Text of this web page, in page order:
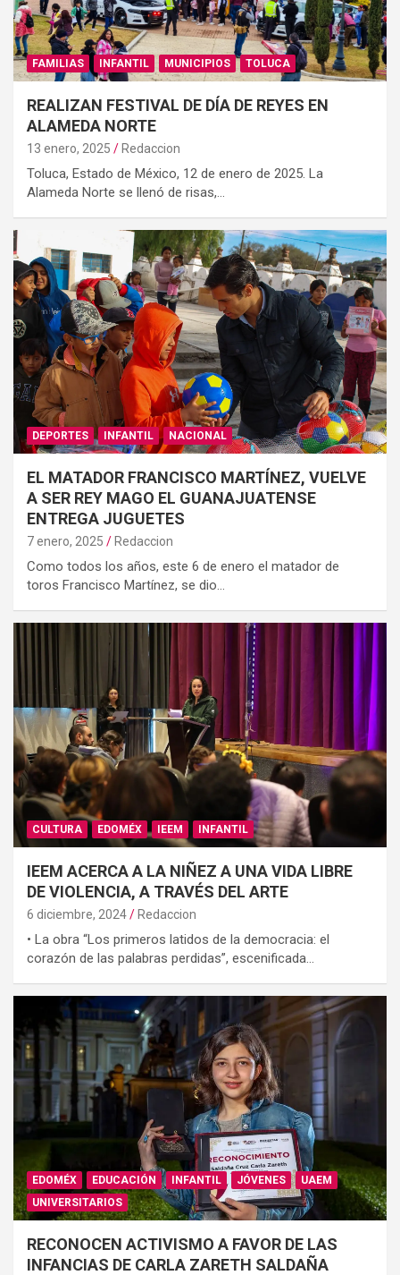
FAMILIAS INFANTIL MUNICIPIOS TOLUCA
REALIZAN FESTIVAL DE DÍA DE REYES EN
ALAMEDA NORTE
13 enero, 2025 Redaccion
Toluca, Estado de México, 12 de enero de 2025. La
Alameda Norte se llenó de risas,…
DEPORTES INFANTIL NACIONAL
EL MATADOR FRANCISCO MARTÍNEZ, VUELVE
A SER REY MAGO EL GUANAJUATENSE
ENTREGA JUGUETES
7 enero, 2025 Redaccion
Como todos los años, este 6 de enero el matador de
toros Francisco Martínez, se dio…
CULTURA EDOMÉX IEEM INFANTIL
IEEM ACERCA A LA NIÑEZ A UNA VIDA LIBRE
DE VIOLENCIA, A TRAVÉS DEL ARTE
6 diciembre, 2024 Redaccion
• La obra “Los primeros latidos de la democracia: el
corazón de las palabras perdidas”, escenificada…
EDOMÉX EDUCACIÓN INFANTIL JÓVENES
UAEM
UNIVERSITARIOS
RECONOCEN ACTIVISMO A FAVOR DE LAS
INFANCIAS DE CARLA ZARETH SALDAÑA